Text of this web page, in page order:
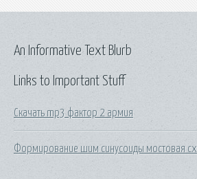
Links to Important Stuff
Скачать mp3 фактор 2 армия
Формирование шим синусоиды мостовая
An Informative Text Blurb